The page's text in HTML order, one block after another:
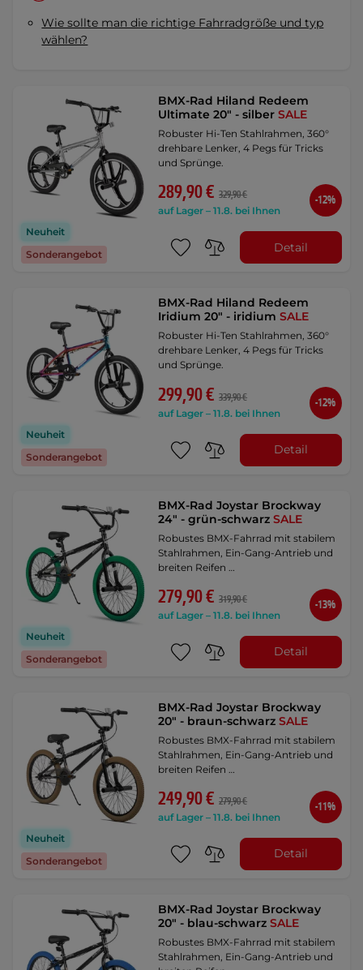
Wie sollte man die richtige Fahrradgröße und typ
wählen?
Neuheit
Sonderangebot
BMX-Rad Hiland Redeem
Ultimate 20" - silberSALE
Robuster Hi-Ten Stahlrahmen, 360°
drehbare Lenker, 4 Pegs für Tricks
und Sprünge.
289,90 € 329,90 €
auf Lager – 11.8. bei Ihnen
-12%
Detail
Neuheit
Sonderangebot
BMX-Rad Hiland Redeem
Iridium 20" - iridiumSALE
Robuster Hi-Ten Stahlrahmen, 360°
drehbare Lenker, 4 Pegs für Tricks
und Sprünge.
299,90 € 339,90 €
auf Lager – 11.8. bei Ihnen
-12%
Detail
Neuheit
Sonderangebot
BMX-Rad Joystar Brockway
24" - grün-schwarzSALE
Robustes BMX-Fahrrad mit stabilem
Stahlrahmen, Ein-Gang-Antrieb und
breiten Reifen …
279,90 € 319,90 €
auf Lager – 11.8. bei Ihnen
-13%
Detail
Neuheit
Sonderangebot
BMX-Rad Joystar Brockway
20" - braun-schwarzSALE
Robustes BMX-Fahrrad mit stabilem
Stahlrahmen, Ein-Gang-Antrieb und
breiten Reifen …
249,90 € 279,90 €
auf Lager – 11.8. bei Ihnen
-11%
Detail
BMX-Rad Joystar Brockway
20" - blau-schwarzSALE
Robustes BMX-Fahrrad mit stabilem
Stahlrahmen, Ein-Gang-Antrieb und